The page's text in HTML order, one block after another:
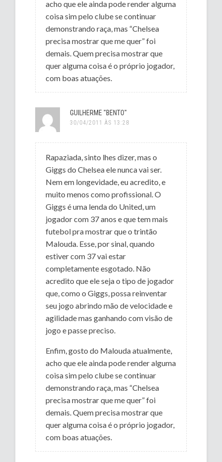
acho que ele ainda pode render alguma
coisa sim pelo clube se continuar
demonstrando raça, mas “Chelsea
precisa mostrar que me quer” foi
demais. Quem precisa mostrar que
quer alguma coisa é o próprio jogador,
com boas atuações.
GUILHERME "BENTO"
30/04/2011 ÀS 13:28
Rapaziada, sinto lhes dizer, mas o
Giggs do Chelsea ele nunca vai ser.
Nem em longevidade, eu acredito, e
muito menos como profissional. O
Giggs é uma lenda do United, um
jogador com 37 anos e que tem mais
futebol pra mostrar que o trintão
Malouda. Esse, por sinal, quando
estiver com 37 vai estar
completamente esgotado. Não
acredito que ele seja o tipo de jogador
que, como o Giggs, possa reinventar
seu jogo abrindo mão de velocidade e
agilidade mas ganhando com visão de
jogo e passe preciso.
Enfim, gosto do Malouda atualmente,
acho que ele ainda pode render alguma
coisa sim pelo clube se continuar
demonstrando raça, mas “Chelsea
precisa mostrar que me quer” foi
demais. Quem precisa mostrar que
quer alguma coisa é o próprio jogador,
com boas atuações.